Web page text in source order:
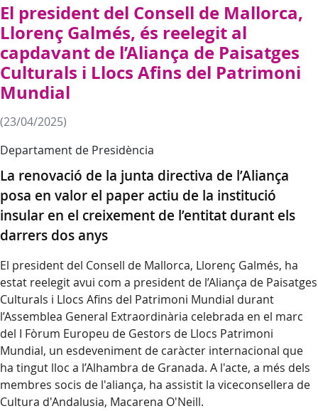
El president del Consell de Mallorca,
Llorenç Galmés, és reelegit al
capdavant de l’Aliança de Paisatges
Culturals i Llocs Afins del Patrimoni
Mundial
(23/04/2025)
Departament de Presidència
La renovació de la junta directiva de l’Aliança
posa en valor el paper actiu de la institució
insular en el creixement de l’entitat durant els
darrers dos anys
El president del Consell de Mallorca, Llorenç Galmés, ha
estat reelegit avui com a president de l’Aliança de Paisatges
Culturals i Llocs Afins del Patrimoni Mundial durant
l’Assemblea General Extraordinària celebrada en el marc
del I Fòrum Europeu de Gestors de Llocs Patrimoni
Mundial, un esdeveniment de caràcter internacional que
ha tingut lloc a l’Alhambra de Granada. A l'acte, a més dels
membres socis de l'aliança, ha assistit la viceconsellera de
Cultura d'Andalusia, Macarena O'Neill.